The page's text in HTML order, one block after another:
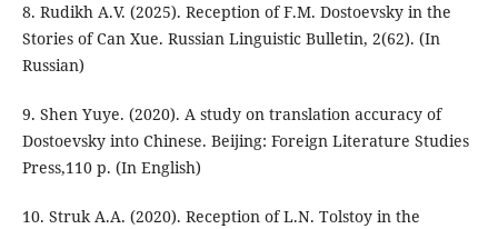
8. Rudikh A.V. (2025). Reception of F.M. Dostoevsky in the
Stories of Can Xue. Russian Linguistic Bulletin, 2(62). (In
Russian)
9. Shen Yuye. (2020). A study on translation accuracy of
Dostoevsky into Chinese. Beijing: Foreign Literature Studies
Press,110 р. (In English)
10. Struk A.A. (2020). Reception of L.N. Tolstoy in the